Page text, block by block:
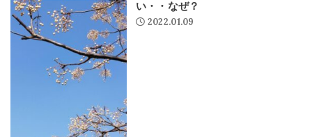
い・・なぜ？
2022.01.09